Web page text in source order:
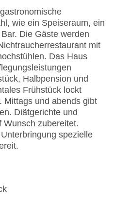
3
96
Indoor Pool, Outdoor
Express, Diners Club,
Visa
wie ein Speiseraum, ein
Die Gäste werden
mit
Das Haus
Halbpension und
Frühstück lockt
Mittags und abends gibt
Diätgerichte und
Wunsch zubereitet.
spezielle